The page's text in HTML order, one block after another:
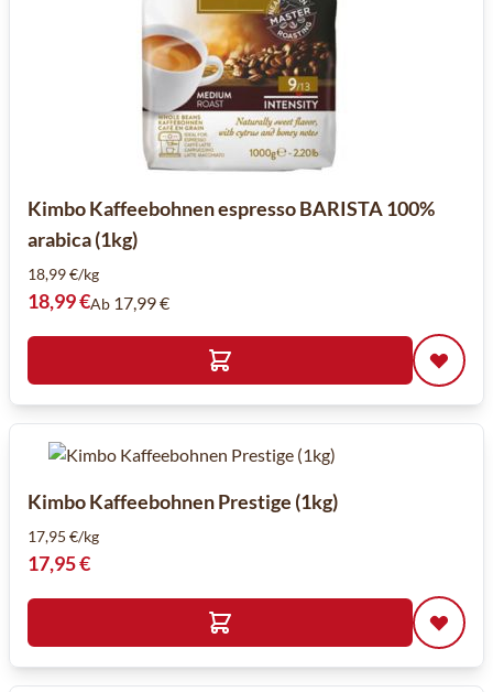
Kimbo Kaffeebohnen espresso BARISTA 100%
arabica (1kg)
18,99 €/kg
18,99 €Ab 17,99 €
Kimbo Kaffeebohnen Prestige (1kg)
17,95 €/kg
17,95 €